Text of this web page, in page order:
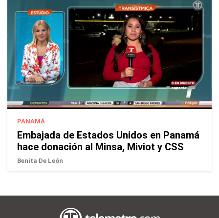
PANAMÁ
Embajada de Estados Unidos en Panamá
hace donación al Minsa, Miviot y CSS
Benita De León